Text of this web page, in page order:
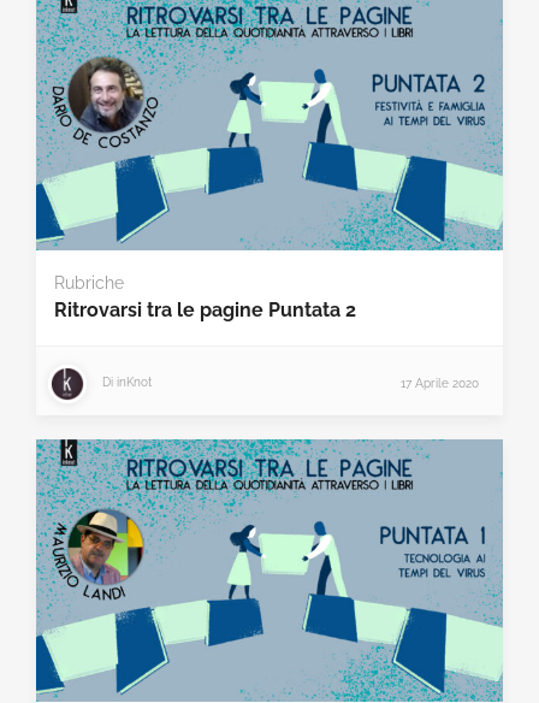
Rubriche
Ritrovarsi tra le pagine Puntata 2
Di inKnot 17 Aprile 2020